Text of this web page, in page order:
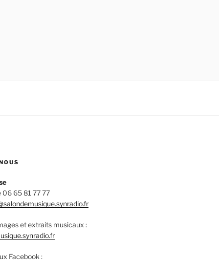
06 65 81 77 77
et extraits musicaux :
Facebook :